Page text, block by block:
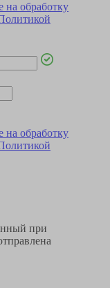
на обработку
на обработку
при